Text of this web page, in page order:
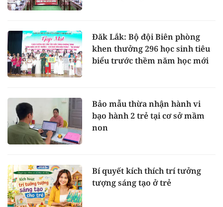
Đăk Lắk: Bộ đội Biên phòng
khen thưởng 296 học sinh tiêu
biểu trước thềm năm học mới
Bảo mẫu thừa nhận hành vi
bạo hành 2 trẻ tại cơ sở mầm
non
Bí quyết kích thích trí tưởng
tượng sáng tạo ở trẻ